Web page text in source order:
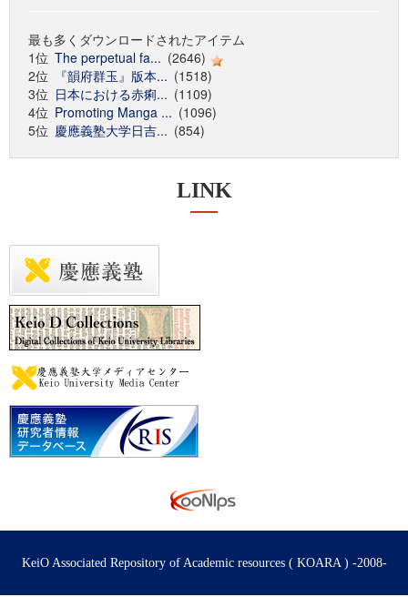
最も多くダウンロードされたアイテム
1位 The perpetual fa... (2646)
2位
『韻府群玉』版本... (1518)
3位 日本における赤痢... (1109)
4位 Promoting Manga ... (1096)
5位 慶應義塾大学日吉... (854)
LINK
KeiO Associated Repository of Academic resources ( KOARA ) -2008-